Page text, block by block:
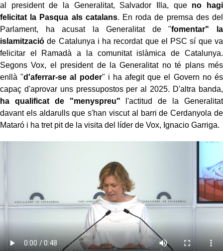
al president de la Generalitat, Salvador Illa, que no hagi
felicitat la Pasqua als catalans. En roda de premsa des del
Parlament, ha acusat la Generalitat de "fomentar" la
islamització de Catalunya i ha recordat que el PSC sí que va
felicitar el Ramadà a la comunitat islàmica de Catalunya.
Segons Vox, el president de la Generalitat no té plans més
enllà "d'aferrar-se al poder" i ha afegit que el Govern no és
capaç d'aprovar uns pressupostos per al 2025. D'altra banda,
ha qualificat de "menyspreu" l'actitud de la Generalitat
davant els aldarulls que s'han viscut al barri de Cerdanyola de
Mataró i ha tret pit de la visita del líder de Vox, Ignacio Garriga.